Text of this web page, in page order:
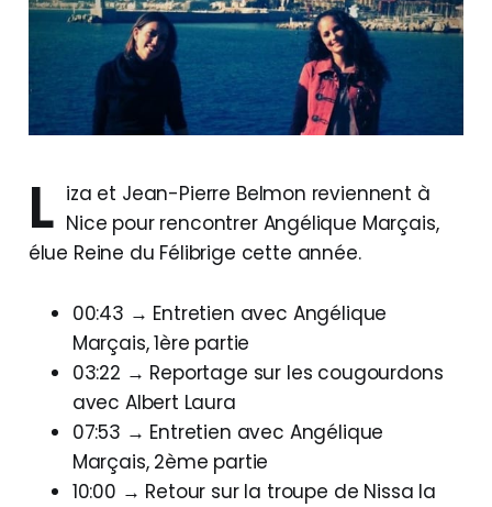
L iza et Jean-Pierre Belmon reviennent à
Nice pour rencontrer Angélique Marçais,
élue Reine du Félibrige cette année.
00:43 → Entretien avec Angélique
Marçais, 1ère partie
03:22 → Reportage sur les cougourdons
avec Albert Laura
07:53 → Entretien avec Angélique
Marçais, 2ème partie
10:00 → Retour sur la troupe de Nissa la